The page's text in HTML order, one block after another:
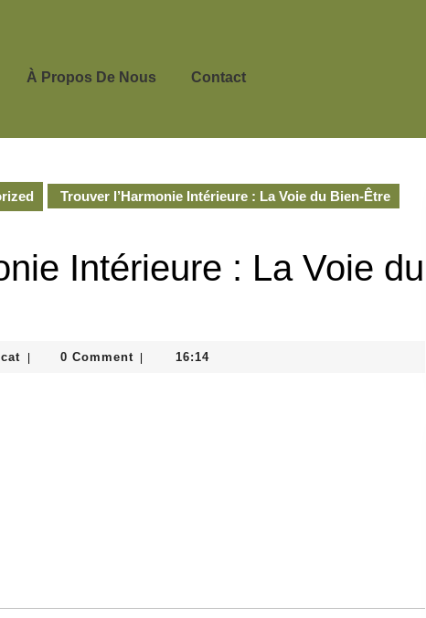
À Propos De Nous Contact
Trouver l’Harmonie Intérieure : La Voie du Bien-Être
Intérieure : La Voie du
domainedepeyricat
0 Comment 16:14